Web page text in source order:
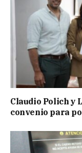
Claudio Polich y
convenio para